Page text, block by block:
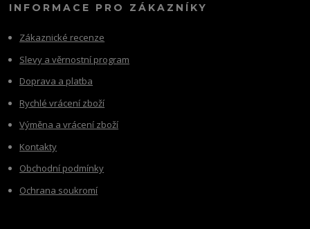
INFORMACE PRO ZÁKAZNÍKY
Zákaznické recenze
Slevy a věrnostní program
Doprava a platba
Rychlé vrácení zboží
Výměna a vrácení zboží
Kontakty
Obchodní podmínky
Ochrana soukromí